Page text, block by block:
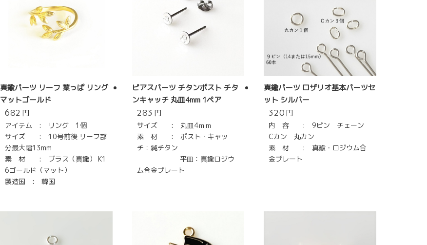
真鍮パーツ リーフ 葉っぱ リング
マットゴールド
682 円
アイテム : リング 1個
サイズ : 10号前後 リーフ部
分最大幅13mm
素 材 : ブラス（真鍮） K1
6ゴールド（マット）
製造国 : 韓国
ピアスパーツ チタンポスト チタ
ンキャッチ 丸皿4mm 1ペア
283 円
サイズ : 丸皿4ｍｍ
素 材 : ポスト・キャッ
チ：純チタン
平皿：真鍮ロジウ
ム合金プレート
真鍮パーツ ロザリオ基本パーツセ
ット シルバー
320円
内 容 : 9ピン チェーン
Cカン 丸カン
素 材 : 真鍮・ロジウム合
金プレート